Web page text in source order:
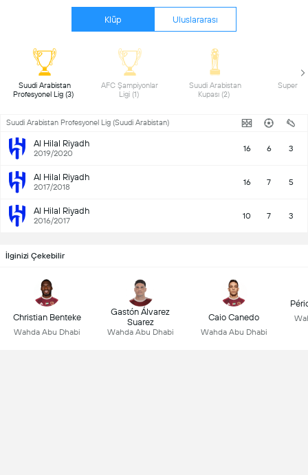
Klüp Uluslararası
Suudi Arabistan
AFC Şampiyonlar
Ligi (1)
Suudi Arabistan
Suudi Arabistan Profesyonel Lig (Suudi Arabistan)
Al Hilal Riyadh
2019/2020 16 6 3
Al Hilal Riyadh
2017/2018 16 7 5
Al Hilal Riyadh
2016/2017 10 7 3
İlginizi Çekebilir
Christian Benteke
Wahda Abu Dhabi
Gastón Álvarez
Suarez
Wahda Abu Dhabi
Caio Canedo
Wahda Abu Dhabi